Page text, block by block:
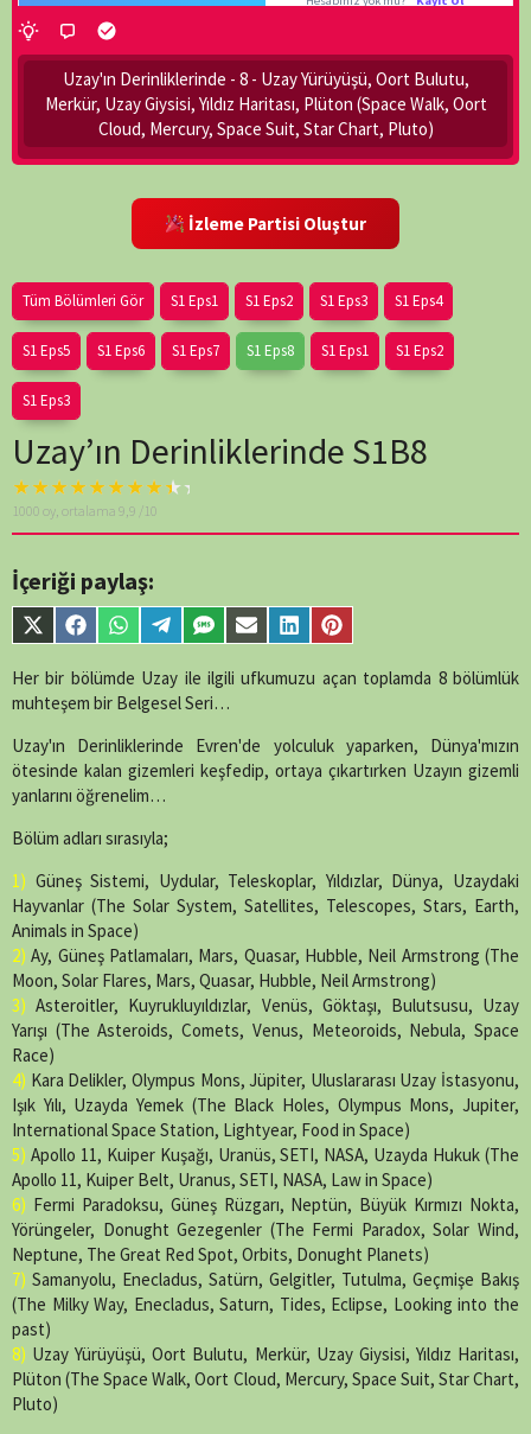
Premium Üyelere
Özeldir.
Detaylı bilgi içintıklayınız!
Uzay'ın Derinliklerinde - 8 - Uzay Yürüyüşü, Oort Bulutu,
Merkür, Uzay Giysisi, Yıldız Haritası, Plüton (Space Walk, Oort
Cloud, Mercury, Space Suit, Star Chart, Pluto)
İzleme Partisi Oluştur
Tüm Bölümleri Gör S1 Eps1 S1 Eps2 S1 Eps3 S1 Eps4
S1 Eps5 S1 Eps6 S1 Eps7 S1 Eps8 S1 Eps1 S1 Eps2
S1 Eps3
Uzay’ın Derinliklerinde S1B8
Warning: A non-
numeric value
/home/belges/public_html/belgeselsemo/wp-
content/themes/muvipro/template-
parts/content-
single-
line89
1000 oy, ortalama 9,9 /10
İçeriği paylaş:
Share
on
X
(Twitter)
Share
on
Facebook
Share
on
WhatsApp
Share
on
Telegram
Share
on
SMS
Share
on
Email
Share
on
LinkedIn
Share
on
Pinterest
Her bir bölümde Uzay ile ilgili ufkumuzu açan toplamda 8 bölümlük
muhteşem bir Belgesel Seri…
Uzay'ın Derinliklerinde Evren'de yolculuk yaparken, Dünya'mızın
ötesinde kalan gizemleri keşfedip, ortaya çıkartırken Uzayın gizemli
yanlarını öğrenelim…
Bölüm adları sırasıyla;
1) Güneş Sistemi, Uydular, Teleskoplar, Yıldızlar, Dünya, Uzaydaki
Hayvanlar (The Solar System, Satellites, Telescopes, Stars, Earth,
Animals in Space)
2) Ay, Güneş Patlamaları, Mars, Quasar, Hubble, Neil Armstrong (The
Moon, Solar Flares, Mars, Quasar, Hubble, Neil Armstrong)
3) Asteroitler, Kuyrukluyıldızlar, Venüs, Göktaşı, Bulutsusu, Uzay
Yarışı (The Asteroids, Comets, Venus, Meteoroids, Nebula, Space
Race)
4) Kara Delikler, Olympus Mons, Jüpiter, Uluslararası Uzay İstasyonu,
Işık Yılı, Uzayda Yemek (The Black Holes, Olympus Mons, Jupiter,
International Space Station, Lightyear, Food in Space)
5) Apollo 11, Kuiper Kuşağı, Uranüs, SETI, NASA, Uzayda Hukuk (The
Apollo 11, Kuiper Belt, Uranus, SETI, NASA, Law in Space)
6) Fermi Paradoksu, Güneş Rüzgarı, Neptün, Büyük Kırmızı Nokta,
Yörüngeler, Donught Gezegenler (The Fermi Paradox, Solar Wind,
Neptune, The Great Red Spot, Orbits, Donught Planets)
7) Samanyolu, Enecladus, Satürn, Gelgitler, Tutulma, Geçmişe Bakış
(The Milky Way, Enecladus, Saturn, Tides, Eclipse, Looking into the
past)
8) Uzay Yürüyüşü, Oort Bulutu, Merkür, Uzay Giysisi, Yıldız Haritası,
Plüton (The Space Walk, Oort Cloud, Mercury, Space Suit, Star Chart,
Pluto)